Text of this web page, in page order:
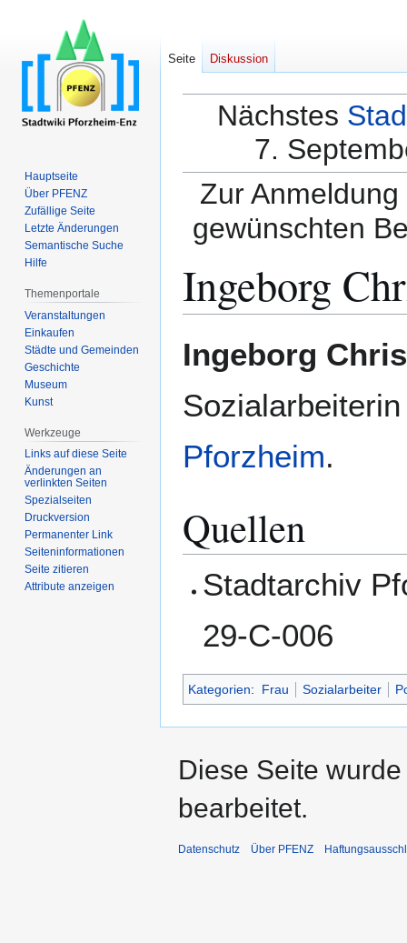
Nächstes
7.
Zur
gewünschten
Ingeborg
Navigation
Suche
Ingeborg
Pforzheim.
Quellen
Stadtarchiv
29-C-006
Kategorien: Frau Sozialarbeiter
Seite Diskussion
Hauptseite
Über PFENZ
Zufällige Seite
Letzte Änderungen
Semantische Suche
Hilfe
Themenportale
Veranstaltungen
Einkaufen
Städte und Gemeinden
Geschichte
Museum
Kunst
Werkzeuge
Links auf diese Seite
Änderungen an
verlinkten Seiten
Spezialseiten
Druckversion
Permanenter Link
Seiten­­informationen
Seite zitieren
Attribute anzeigen
Diese Seite
bearbeitet.
Datenschutz Über PFENZ